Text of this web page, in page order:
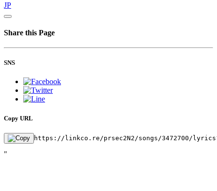
JP
Share this Page
SNS
Copy URL
https://linkco.re/prsec2N2/songs/3472700/
"